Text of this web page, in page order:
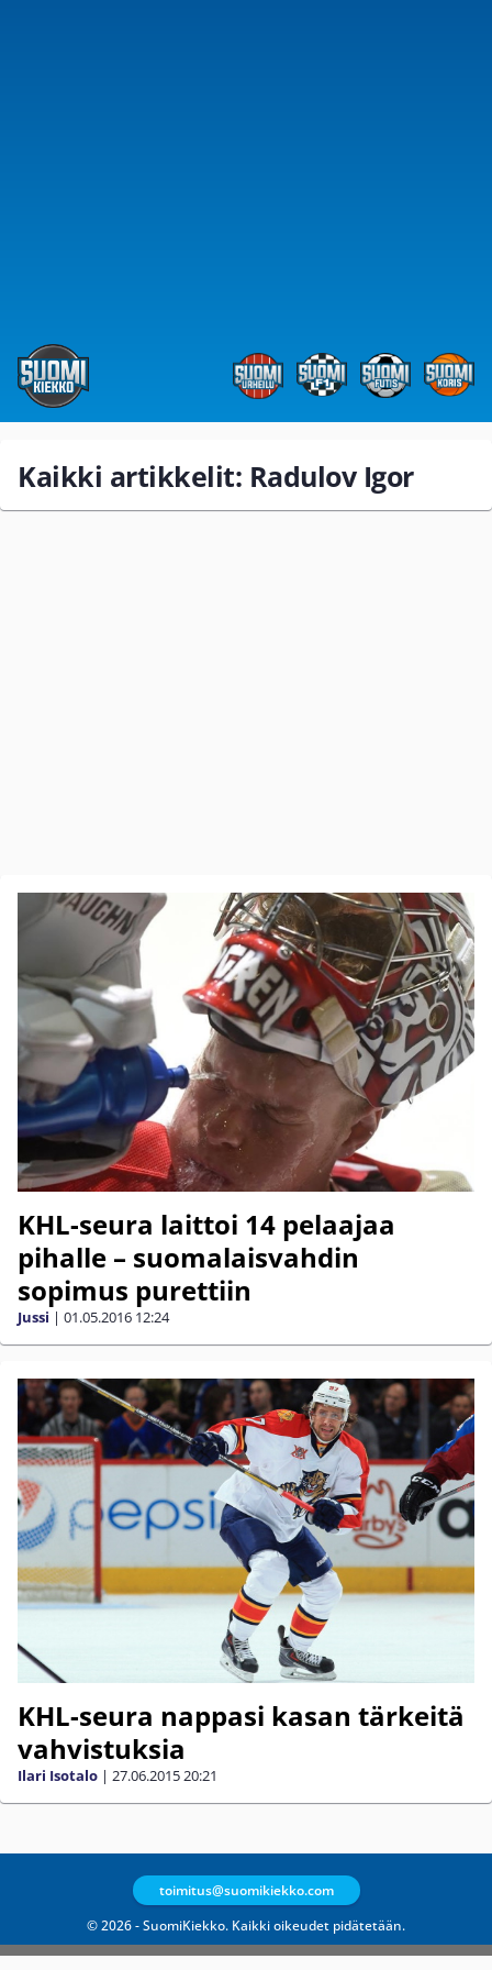
Kaikki artikkelit: Radulov Igor
KHL-seura laittoi 14 pelaajaa
pihalle – suomalaisvahdin
sopimus purettiin
Jussi | 01.05.2016 12:24
KHL-seura nappasi kasan tärkeitä
vahvistuksia
Ilari Isotalo | 27.06.201520:21
© 2026 - SuomiKiekko. Kaikki oikeudet pidätetään.
toimitus@suomikiekko.com